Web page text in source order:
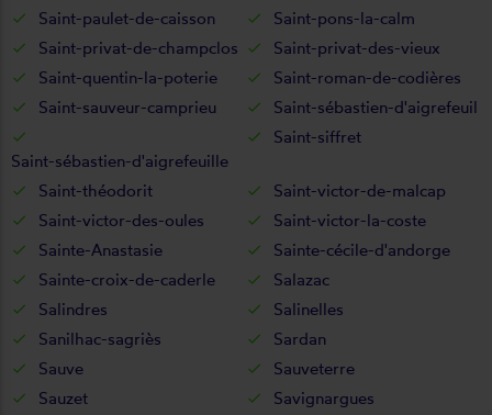
Saint-paulet-de-caisson
Saint-pons-la-calm
Saint-privat-de-champclos
Saint-privat-des-vieux
Saint-quentin-la-poterie
Saint-roman-de-codières
Saint-sauveur-camprieu
Saint-sébastien-d'aigrefeuil
Saint-sébastien-d'aigrefeuille
Saint-siffret
Saint-théodorit
Saint-victor-de-malcap
Saint-victor-des-oules
Saint-victor-la-coste
Sainte-Anastasie
Sainte-cécile-d'andorge
Sainte-croix-de-caderle
Salazac
Salindres
Salinelles
Sanilhac-sagriès
Sardan
Sauve
Sauveterre
Sauzet
Savignargues